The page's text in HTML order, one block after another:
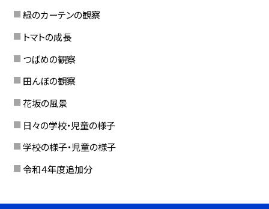
緑のカーテンの観察
トマトの成長
つばめの観察
田んぼの観察
花坂の風景
日々の学校・児童の様子
学校の様子・児童の様子
令和４年度追加分